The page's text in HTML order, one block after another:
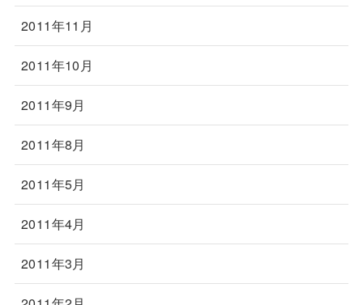
2011年11月
2011年10月
2011年9月
2011年8月
2011年5月
2011年4月
2011年3月